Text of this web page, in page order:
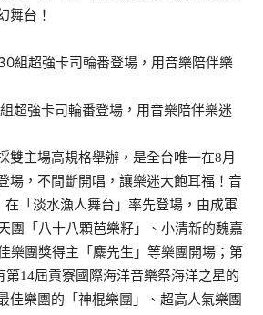
舞台！​
超強卡司輪番登場，用音樂陪伴樂迷
雙主場高規格舉辦，是全台唯一在8月
場，不間斷開唱，讓樂迷大飽耳福！音
在「淡水漁人舞台」率先登場，由成軍
團「八十八顆芭樂籽」、小清新的魏嘉
樂團獎得主「麋先生」等樂團開場；第
第14屆貢寮國際海洋音樂祭海洋之星的
佳樂團的「神棍樂團」、超高人氣樂團